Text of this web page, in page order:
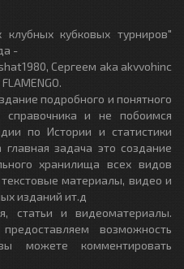
клубных кубковых турниров"
-
Сергеем aka akvvohinc
подробного и понятного
справочника и не побоимся
по Истории и статистики
задача это создание
хранилища всех видов
материалы, видео и
изданий ит.д
статьи и видеоматериалы.
возможность
комментировать